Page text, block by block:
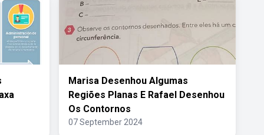
Marisa Desenhou Algumas
Regiões Planas E Rafael Desenhou
Os Contornos
07 September 2024